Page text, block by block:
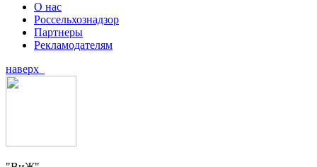
О нас
Россельхознадзор
Партнеры
Рекламодателям
наверх